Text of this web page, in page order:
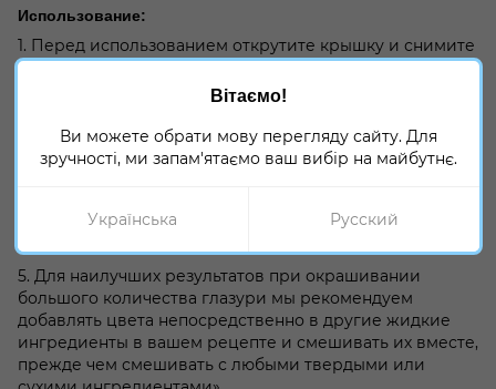
Использование:
1. Перед использованием открутите крышку и снимите
защитную пленку.
2. Встряхивайте бутылку перед каждым
естественное расслоение.
3. Для достижения яркого цвета используйте только
4. Различные цвета можно смешивать вместе для
создания собственных цветов.
5. Для наилучших результатов при окрашивании
большого количества глазури мы рекомендуем
добавлять цвета непосредственно в другие жидкие
ингредиенты в вашем рецепте и смешивать их вместе,
прежде чем смешивать с любыми твердыми или
Вітаємо!
Ви можете обрати мову перегляду сайту. Для
зручності, ми запам'ятаємо ваш вибір на майбутнє.
Українська Русский